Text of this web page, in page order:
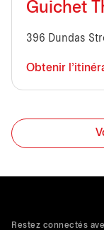
Guichet
396 Dundas
Obtenir
Restez connectés